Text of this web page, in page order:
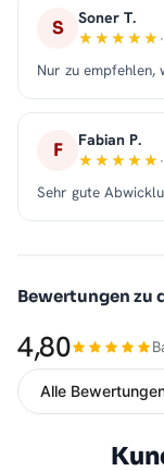
S Soner T.
Nur zu empfehlen,
F Fabian P.
Sehr gute
Bewertungen zu
4,80
Alle